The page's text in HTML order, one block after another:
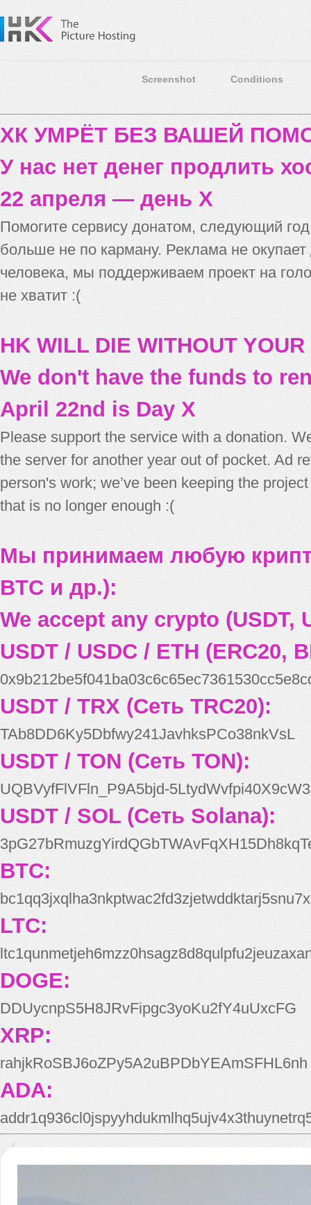
Screenshot Conditions
ХК УМРЁТ БЕЗ ВАШЕЙ
У нас нет денег продлить
22 апреля — день X
Помогите сервису донатом, следующий
больше не по карману. Реклама не
человека, мы поддерживаем проект на
не хватит :(
HK WILL DIE WITHOUT
We don't have the funds to
April 22nd is Day X
Please support the service with a donation.
the server for another year out of pocket. Ad
person's work; we’ve been keeping the
that is no longer enough :(
Мы принимаем любую
BTC и др.):
We accept any crypto (USDT,
USDT / USDC / ETH (ERC20,
USDT / TRX (Сеть TRC20):
TAb8DD6Ky5Dbfwy241JavhksPCo38nkVsL
USDT / TON (Сеть TON):
UQBVyfFlVFln_P9A5bjd-
USDT / SOL (Сеть Solana):
BTC:
bc1qq3jxqlha3nkptwac2fd3zjetwddktarj5snu7x
LTC:
DOGE:
DDUycnpS5H8JRvFipgc3yoKu2fY4uUxcFG
XRP:
rahjkRoSBJ6oZPy5A2uBPDbYEAmSFHL6nh
ADA: